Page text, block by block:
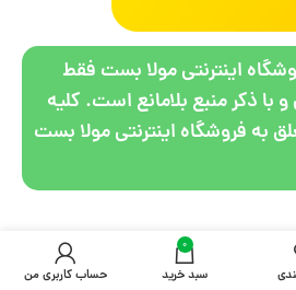
اینترنتی مولا بست فقط
با ذکر منبع بلامانع است. کلیه
به فروشگاه اینترنتی مولا بست
0
سبد خرید حساب کاربری من